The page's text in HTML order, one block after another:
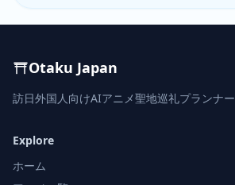
Otaku Japan
訪日外国人向けAIアニメ聖地巡礼プランナー
Explore
ホーム